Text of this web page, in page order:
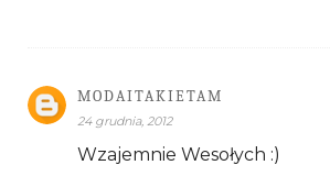
MODAITAKIETAM
24 grudnia, 2012
Wzajemnie Wesołych :)